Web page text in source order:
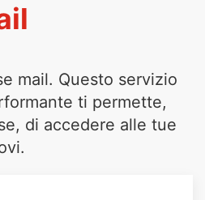
mail. Questo servizio
ti permette,
di accedere alle tue